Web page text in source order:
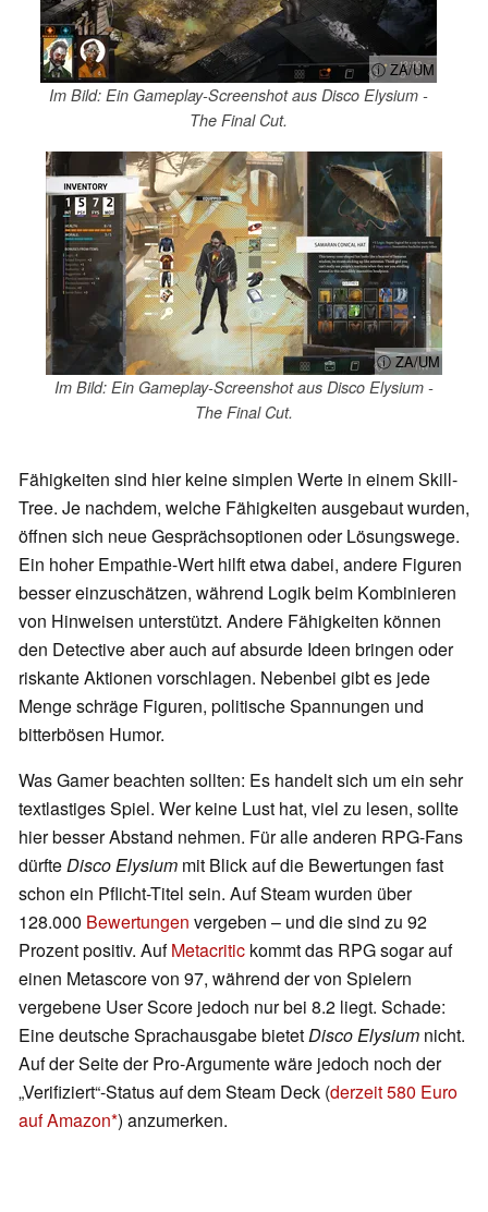
ⓘ ZA/UM
Im Bild: Ein Gameplay-Screenshot aus Disco Elysium -
The Final Cut.
ⓘ ZA/UM
Im Bild: Ein Gameplay-Screenshot aus Disco Elysium -
The Final Cut.
Fähigkeiten sind hier keine simplen Werte in einem Skill-
Tree. Je nachdem, welche Fähigkeiten ausgebaut wurden,
öffnen sich neue Gesprächsoptionen oder Lösungswege.
Ein hoher Empathie-Wert hilft etwa dabei, andere Figuren
besser einzuschätzen, während Logik beim Kombinieren
von Hinweisen unterstützt. Andere Fähigkeiten können
den Detective aber auch auf absurde Ideen bringen oder
riskante Aktionen vorschlagen. Nebenbei gibt es jede
Menge schräge Figuren, politische Spannungen und
bitterbösen Humor.
Was Gamer beachten sollten: Es handelt sich um ein sehr
textlastiges Spiel. Wer keine Lust hat, viel zu lesen, sollte
hier besser Abstand nehmen. Für alle anderen RPG-Fans
dürfteDisco Elysium mit Blick auf die Bewertungen fast
schon ein Pflicht-Titel sein. Auf Steam wurden über
128.000 Bewertungen vergeben – und die sind zu 92
Prozent positiv. AufMetacritic kommt das RPG sogar auf
einen Metascore von 97, während der von Spielern
vergebene User Score jedoch nur bei 8.2 liegt. Schade:
Eine deutsche Sprachausgabe bietetDisco Elysium nicht.
Auf der Seite der Pro-Argumente wäre jedoch noch der
„Verifiziert“-Status auf dem Steam Deck (derzeit 580 Euro
auf Amazon ) anzumerken.